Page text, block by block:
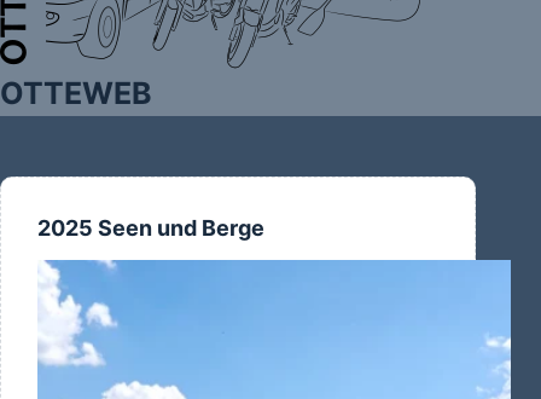
OTTEWEB
2025 Seen und Berge